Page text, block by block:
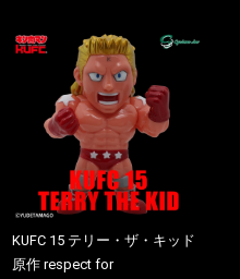
KUFC 15 テリー・ザ・キッド
原作 respect for